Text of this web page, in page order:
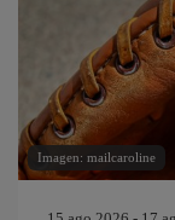
Imagen: mailcaroline